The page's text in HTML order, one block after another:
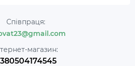
Співпраця:
магазин: